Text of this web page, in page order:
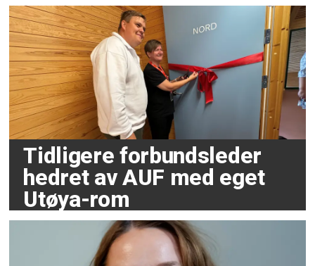
Tidligere forbundsleder
hedret av AUF med eget
Utøya-rom